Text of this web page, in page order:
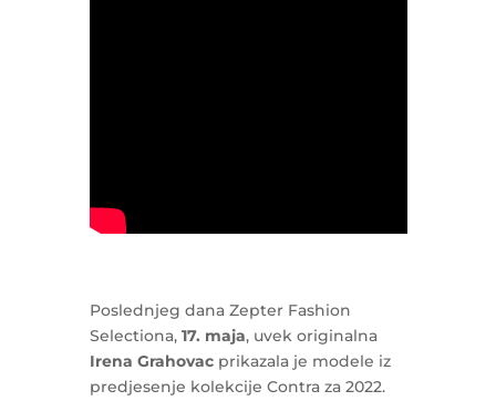
Poslednjeg dana Zepter Fashion
Selectiona, 17. maja, uvek originalna
Irena Grahovacprikazala je modele iz
predjesenje kolekcije Contra za 2022.